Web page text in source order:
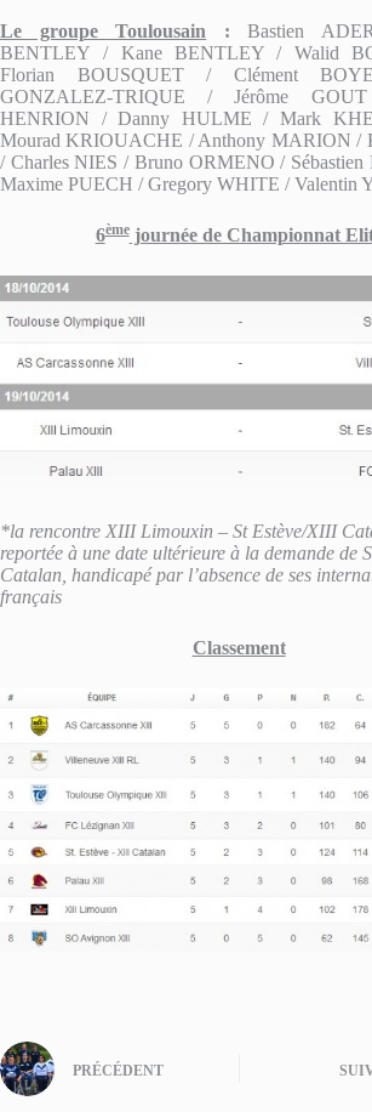
Le groupe Toulousain : Bastien
BENTLEY / Kane BENTLEY / Walid
Florian BOUSQUET / Clément
GONZALEZ-TRIQUE / Jérôme
HENRION / Danny HULME / Mark
Mourad KRIOUACHE / Anthony MARION /
/ Charles NIES / Bruno ORMENO /
Maxime PUECH / Gregory WHITE / Valentin
6èmejournée de Championnat
*la rencontre XIII Limouxin – St Estève/XIII
reportée à une date ultérieure à la demande de
Catalan, handicapé par l’absence de ses
français
Classement
PRÉCÉDENT